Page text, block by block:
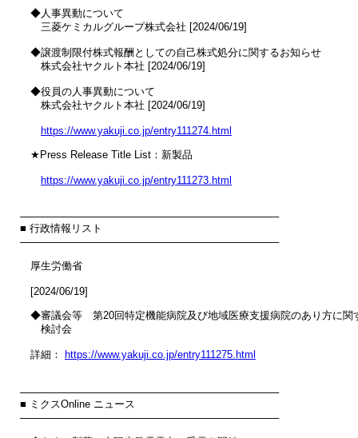
◆人事異動について
三菱ケミカルグループ株式会社 [2024/06/19]
◆譲渡制限付株式報酬としての自己株式処分に関するお知らせ
株式会社ヤクルト本社 [2024/06/19]
◆役員の人事異動について
株式会社ヤクルト本社 [2024/06/19]
https://www.yakuji.co.jp/entry111274.html
★Press Release Title List：新製品
https://www.yakuji.co.jp/entry111273.html
────────────────────────────────────
■ 行政情報リスト
────────────────────────────────────
厚生労働省
[2024/06/19]
◆審議会等　第20回特定機能病院及び地域医療支援病院のあり方に関
検討会
詳細： https://www.yakuji.co.jp/entry111275.html
────────────────────────────────────
■ ミクスOnline ニュース
────────────────────────────────────